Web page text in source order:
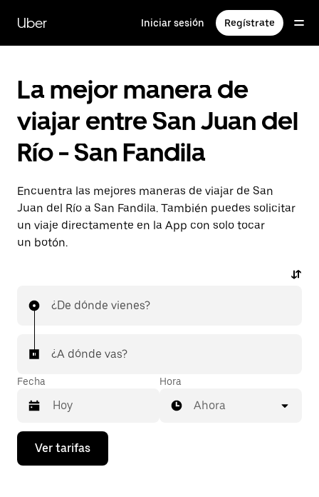
contenido
principal
Uber Iniciar sesión Regístrate
La mejor manera de
viajar entre San Juan del
Río - San Fandila
Encuentra las mejores maneras de viajar de San
Juan del Río a San Fandila. También puedes solicitar
un viaje directamente en la App con solo tocar
un botón.
¿De dónde vienes?
¿A dónde vas?
Fecha
Presiona
flecha
Hora
Ahora
Ver tarifas